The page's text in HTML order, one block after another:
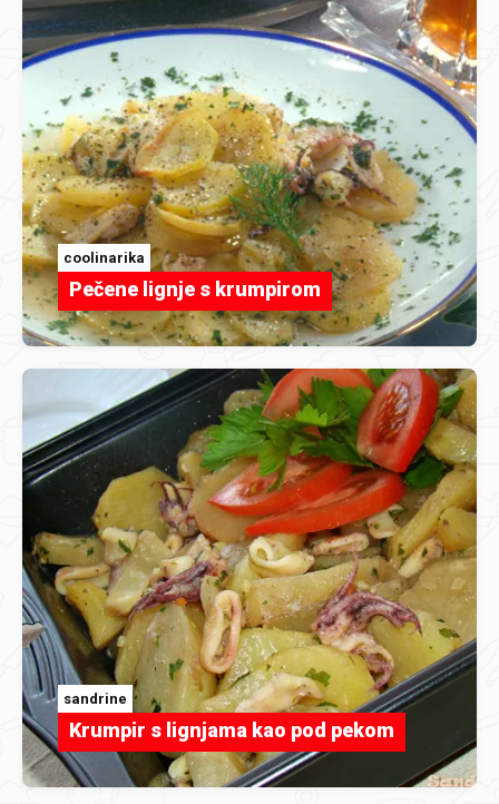
coolinarika
Pečene lignje s krumpirom
sandrine
Krumpir s lignjama kao pod pekom